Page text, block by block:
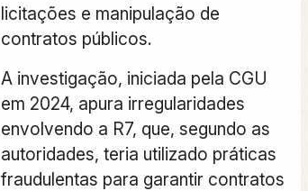
licitações e manipulação de
contratos públicos.
A investigação, iniciada pela CGU
em 2024, apura irregularidades
envolvendo a R7, que, segundo as
autoridades, teria utilizado práticas
fraudulentas para garantir contratos